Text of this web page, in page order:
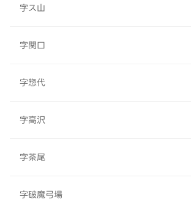
字ス山
字関口
字惣代
字高沢
字茶尾
字破魔弓場